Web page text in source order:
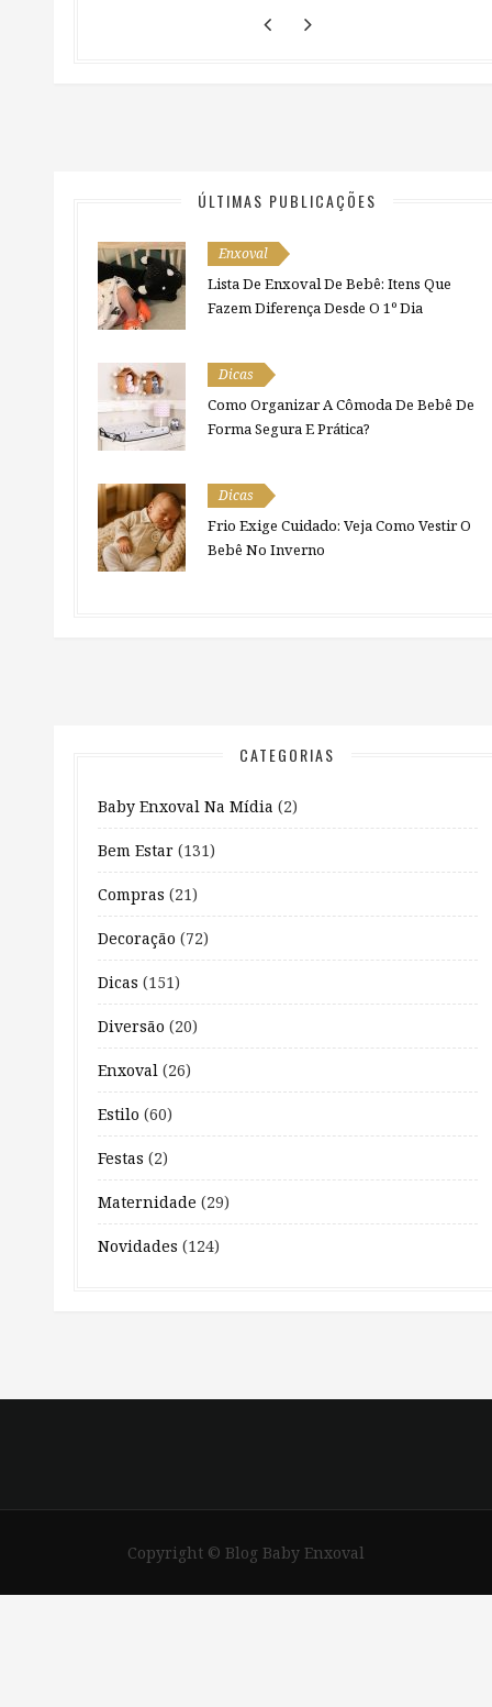
ÚLTIMAS PUBLICAÇÕES
Enxoval
Lista De Enxoval De Bebê: Itens Que
Fazem Diferença Desde O 1º Dia
Dicas
Como Organizar A Cômoda De Bebê De
Forma Segura E Prática?
Dicas
Frio Exige Cuidado: Veja Como Vestir O
Bebê No Inverno
CATEGORIAS
Baby Enxoval Na Mídia (2)
Bem Estar (131)
Compras (21)
Decoração (72)
Dicas (151)
Diversão (20)
Enxoval (26)
Estilo (60)
Festas (2)
Maternidade (29)
Novidades (124)
Copyright © Blog Baby Enxoval